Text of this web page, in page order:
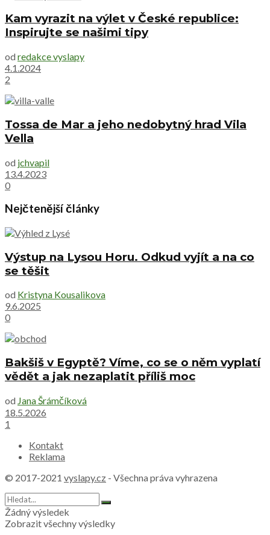
Kam vyrazit na výlet v České republice:
Inspirujte se našimi tipy
od redakce vyslapy
4.1.2024
2
Tossa de Mar a jeho nedobytný hrad Vila
Vella
od jchvapil
13.4.2023
0
Nejčtenější články
Výstup na Lysou Horu. Odkud vyjít a na co
se těšit
od Kristyna Kousalikova
9.6.2025
0
Bakšiš v Egyptě? Víme, co se o něm vyplatí
vědět a jak nezaplatit příliš moc
od Jana Šrámčíková
18.5.2026
1
Kontakt
Reklama
© 2017-2021 vyslapy.cz - Všechna práva vyhrazena
Žádný výsledek
Zobrazit všechny výsledky